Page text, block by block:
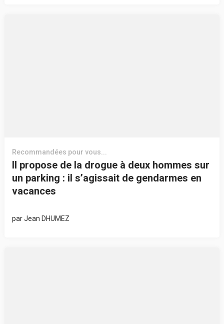
Recommandées pour vous...
Il propose de la drogue à deux hommes sur
un parking : il s’agissait de gendarmes en
vacances
parJean DHUMEZ